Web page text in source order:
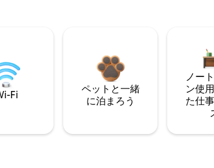
Fi
ペットと一緒
に泊まろう
ノー
ン使
た仕